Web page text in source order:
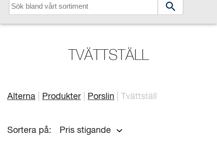
Main navigation
Serier
Mitt badrumTVÄTTSTÄLL
Alterna Produkter Porslin Tvättställ
Sortera på: Pris stigande